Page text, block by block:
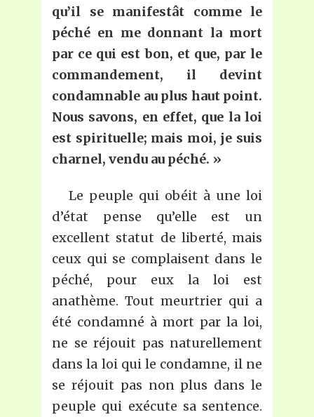
qu’il se manifestât comme le
péché en me donnant la mort
par ce qui est bon, et que, par le
commandement, il devint
condamnable au plus haut point.
Nous savons, en effet, que la loi
est spirituelle; mais moi, je suis
charnel, vendu au péché. »
Le peuple qui obéit à une loi
d’état pense qu’elle est un
excellent statut de liberté, mais
ceux qui se complaisent dans le
péché, pour eux la loi est
anathème. Tout meurtrier qui a
été condamné à mort par la loi,
ne se réjouit pas naturellement
dans la loi qui le condamne, il ne
se réjouit pas non plus dans le
peuple qui exécute sa sentence.